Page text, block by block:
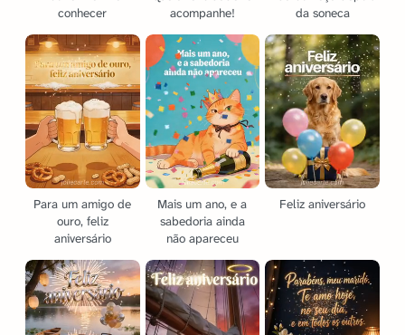
conhecer
acompanhe!
da soneca
Para um amigo de
ouro, feliz
aniversário
Mais um ano, e a
sabedoria ainda
não apareceu
Feliz aniversário